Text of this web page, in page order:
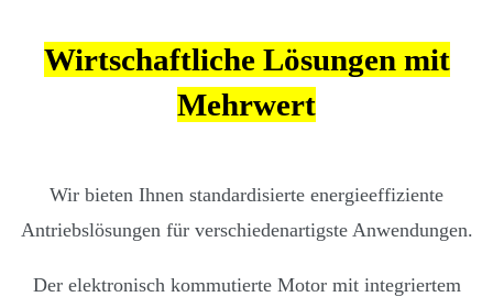
Wirtschaftliche Lösungen mit
Mehrwert
Wir bieten Ihnen standardisierte energieeffiziente
Antriebslösungen für verschiedenartigste Anwendungen.
Der elektronisch kommutierte Motor mit integriertem